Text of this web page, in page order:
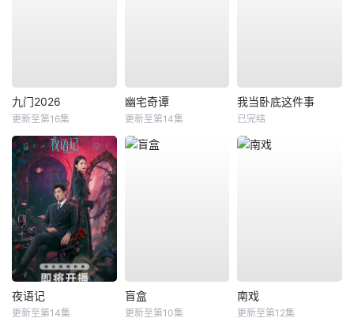
九门2026
更新至第16集
幽宅奇谭
更新至第14集
我当卧底这件事
已完结
夜语记
更新至第14集
盲盒
更新至第10集
南戏
更新至第12集